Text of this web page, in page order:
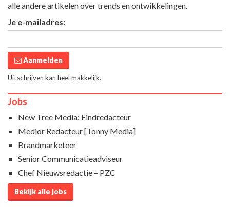
alle andere artikelen over trends en ontwikkelingen.
Je e-mailadres:
Aanmelden
Uitschrijven kan heel makkelijk.
Jobs
New Tree Media: Eindredacteur
Medior Redacteur [Tonny Media]
Brandmarketeer
Senior Communicatieadviseur
Chef Nieuwsredactie – PZC
Bekijk alle jobs